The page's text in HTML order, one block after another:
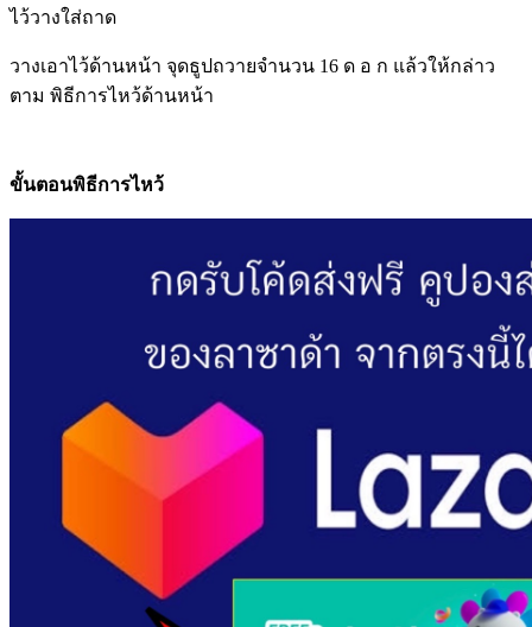
ไว้วางใส่ถาด
วางเอาไว้ด้านหน้า จุดธูปถวายจำนวน 16 ด อ ก แล้วให้กล่าว
ตาม พิธีการไหว้ด้านหน้า
ขั้นตอนพิธีการไหว้